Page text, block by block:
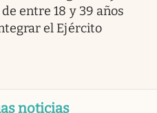
entre 18 y 39 años
el Ejército
noticias